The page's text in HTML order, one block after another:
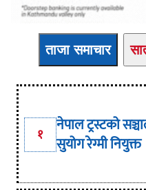
ताजा समाचार
१
नेपाल ट्रस्टको
सुयोग रेग्मी नियुक्त